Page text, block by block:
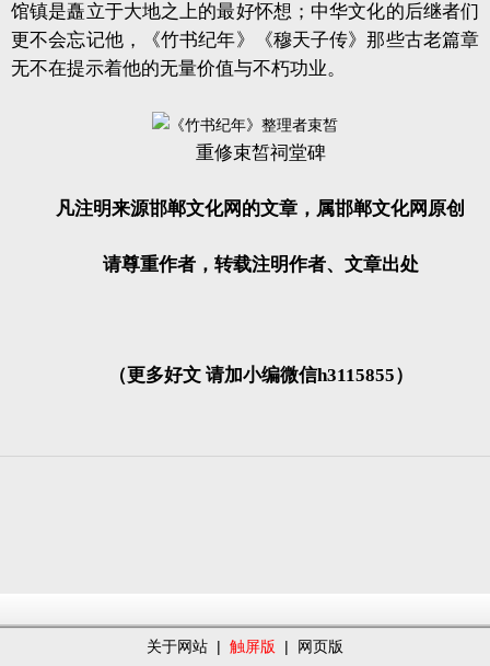
馆镇是矗立于大地之上的最好怀想；中华文化的后继者们
更不会忘记他，《竹书纪年》《穆天子传》那些古老篇章
无不在提示着他的无量价值与不朽功业。
重修束皙祠堂碑
凡注明来源邯郸文化网的文章，属邯郸文化网原创
请尊重作者，转载注明作者、文章出处
（更多好文 请加小编微信h3115855）
关于网站 | 触屏版 | 网页版